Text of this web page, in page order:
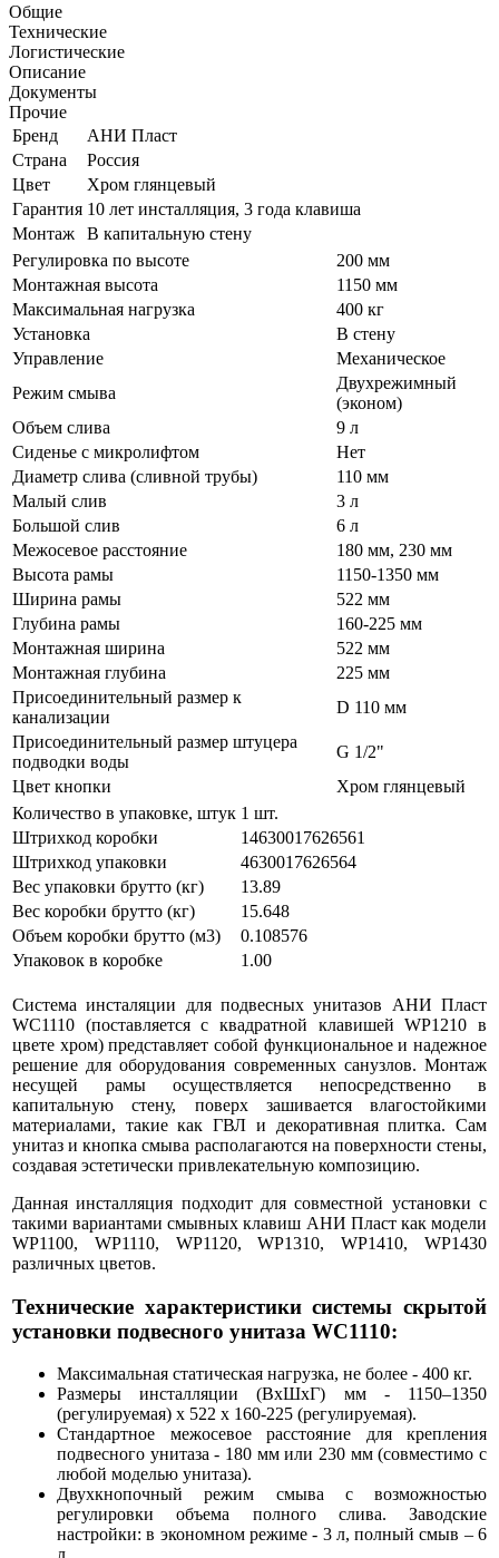
Общие
Технические
Логистические
Описание
Документы
Прочие
Бренд
АНИ Пласт
Страна
Россия
Цвет
Хром глянцевый
Гарантия 10 лет инсталляция, 3 года клавиша
Монтаж
В капитальную стену
Регулировка по высоте
200 мм
Монтажная высота
1150 мм
Максимальная нагрузка
400 кг
Установка
В стену
Управление
Механическое
Режим смыва
Двухрежимный
(эконом)
Объем слива
9 л
Сиденье с микролифтом
Нет
Диаметр слива (сливной трубы)
110 мм
Малый слив
3 л
Большой слив
6 л
Межосевое расстояние
180 мм, 230 мм
Высота рамы
1150-1350 мм
Ширина рамы
522 мм
Глубина рамы
160-225 мм
Монтажная ширина
522 мм
Монтажная глубина
225 мм
Присоединительный размер к
канализации
D 110 мм
Присоединительный размер штуцера
подводки воды
G 1/2"
Цвет кнопки
Хром глянцевый
Количество в упаковке, штук 1 шт.
Штрихкод коробки
14630017626561
Штрихкод упаковки
4630017626564
Вес упаковки брутто (кг)
13.89
Вес коробки брутто (кг)
15.648
Объем коробки брутто (м3)
0.108576
Упаковок в коробке
1.00
Система инсталяции для подвесных унитазов АНИ Пласт
WC1110 (поставляется с квадратной клавишей WP1210 в
цвете хром) представляет собой функциональное и надежное
решение для оборудования современных санузлов. Монтаж
несущей рамы осуществляется непосредственно в
капитальную стену, поверх зашивается влагостойкими
материалами, такие как ГВЛ и декоративная плитка. Сам
унитаз и кнопка смыва располагаются на поверхности стены,
создавая эстетически привлекательную композицию.
Данная инсталляция подходит для совместной установки с
такими вариантами смывных клавиш АНИ Пласт как модели
WP1100, WP1110, WP1120, WP1310, WP1410, WP1430
различных цветов.
Технические характеристики системы скрытой
установки подвесного унитаза WC1110:
Максимальная статическая нагрузка, не более - 400 кг.
Размеры инсталляции (ВхШхГ) мм - 1150–1350
(регулируемая) х 522 х 160-225 (регулируемая).
Стандартное межосевое расстояние для крепления
подвесного унитаза - 180 мм или 230 мм (совместимо с
любой моделью унитаза).
Двухкнопочный режим смыва с возможностью
регулировки объема полного слива. Заводские
настройки: в экономном режиме - 3 л, полный смыв – 6